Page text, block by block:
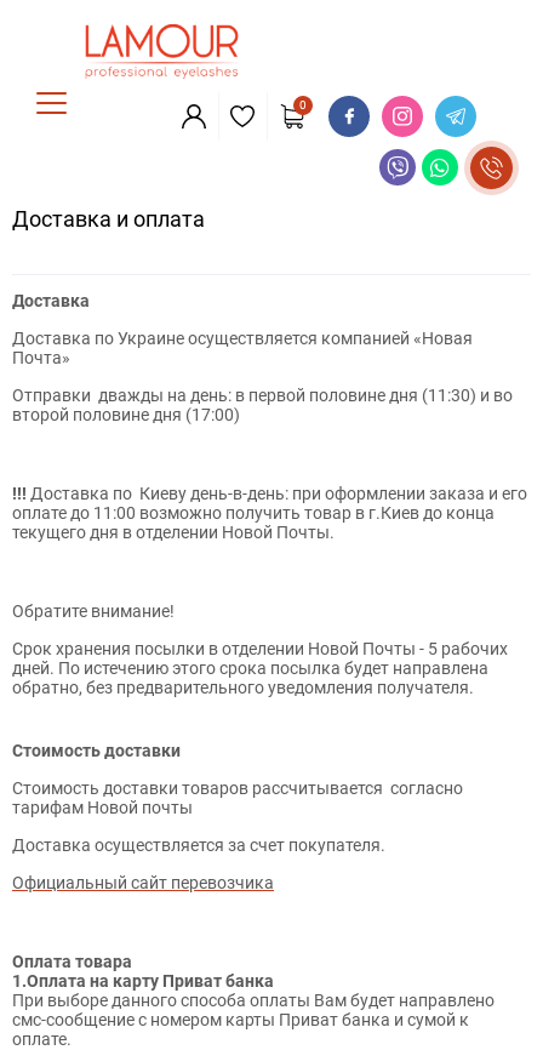
0
Доставка и оплата
Доставка
Доставка по Украине осуществляется компанией «Новая
Почта»
Отправки дважды на день: в первой половине дня (11:30) и во
второй половине дня (17:00)
!!! Доставка по Киеву день-в-день: при оформлении заказа и его
оплате до 11:00 возможно получить товар в г.Киев до конца
текущего дня в отделении Новой Почты.
Обратите внимание!
Срок хранения посылки в отделении Новой Почты - 5 рабочих
дней. По истечению этого срока посылка будет направлена
обратно, без предварительного уведомления получателя.
Стоимость доставки
Стоимость доставки товаров рассчитывается согласно
тарифам Новой почты
Доставка осуществляется за счет покупателя.
Официальный сайт перевозчика
Оплата товара
1.Оплата на карту Приват банка
При выборе данного способа оплаты Вам будет направлено
смс-сообщение с номером карты Приват банка и сумой к
оплате.